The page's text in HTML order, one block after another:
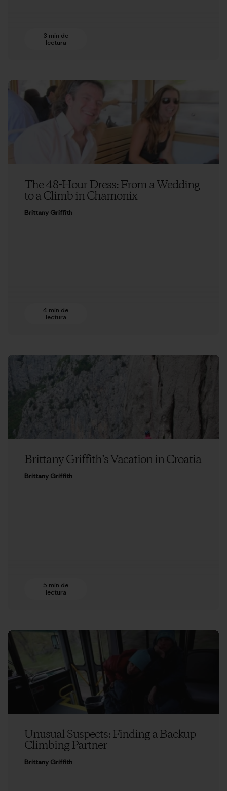
3 min de
lectura
The 48-Hour Dress: From a Wedding
to a Climb in Chamonix
Brittany Griffith
4 min de
lectura
Brittany Griffith’s Vacation in Croatia
Brittany Griffith
5 min de
lectura
Unusual Suspects: Finding a Backup
Climbing Partner
Brittany Griffith